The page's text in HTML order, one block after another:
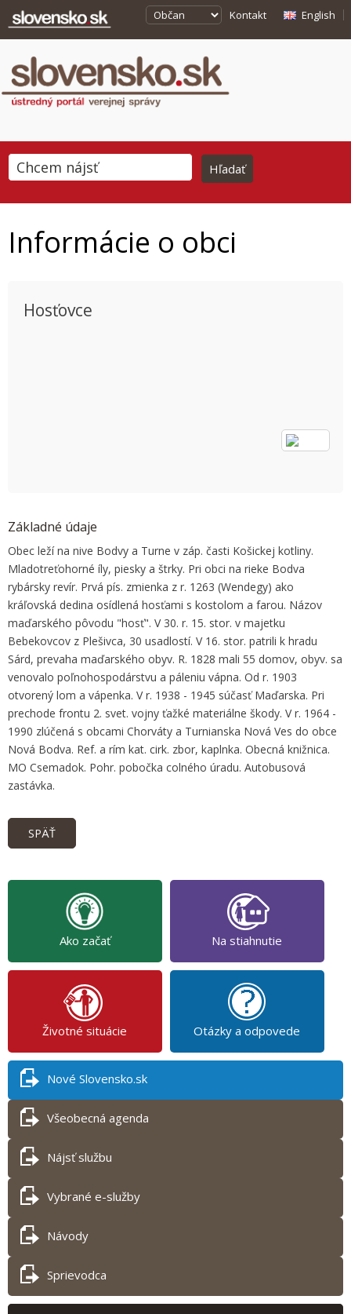
Kontakt English
Informácie o obci
Hosťovce
Základné údaje
Obec leží na nive Bodvy a Turne v záp. časti Košickej kotliny.
Mladotreťohorné íly, piesky a štrky. Pri obci na rieke Bodva
rybársky revír. Prvá pís. zmienka z r. 1263 (Wendegy) ako
kráľovská dedina osídlená hosťami s kostolom a farou. Názov
maďarského pôvodu "hosť". V 30. r. 15. stor. v majetku
Bebekovcov z Plešivca, 30 usadlostí. V 16. stor. patrili k hradu
Sárd, prevaha maďarského obyv. R. 1828 mali 55 domov, obyv. sa
venovalo poľnohospodárstvu a páleniu vápna. Od r. 1903
otvorený lom a vápenka. V r. 1938 - 1945 súčasť Maďarska. Pri
prechode frontu 2. svet. vojny ťažké materiálne škody. V r. 1964 -
1990 zlúčená s obcami Chorváty a Turnianska Nová Ves do obce
Nová Bodva. Ref. a rím kat. cirk. zbor, kaplnka. Obecná knižnica.
MO Csemadok. Pohr. pobočka colného úradu. Autobusová
zastávka.
SPÄŤ
Ako začať Na stiahnutie
Životné situácie Otázky a odpovede
Nové Slovensko.sk
Všeobecná agenda
Nájsť službu
Vybrané e-služby
Návody
Sprievodca